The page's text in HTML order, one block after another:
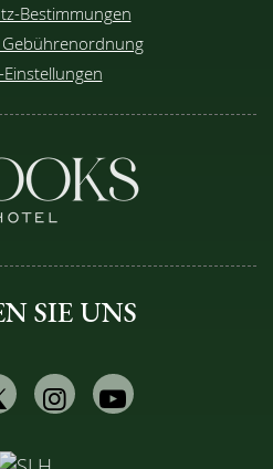
Bestimmungen
Gebührenordnung
Einstellungen
SIE UNS
TwitterInstagramYoutube